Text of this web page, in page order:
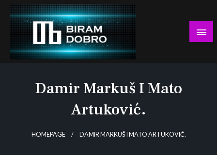
Skip
content
Damir Markuš I Mato
Artuković.
HOMEPAGE DAMIR MARKUŠ I MATO ARTUKOVIĆ.